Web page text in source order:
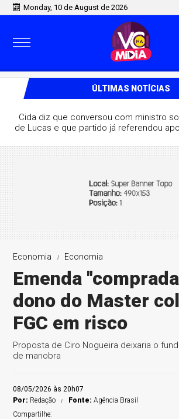
Monday, 10 de August de 2026
ÚLTIMAS NOTÍCIAS
Na PB, ministro de Lula destaca
afirma que grupo pode vencer
Economia Economia
Emenda
dono do Master
FGC em risco
Proposta de Ciro Nogueira deixaria o
de manobra
08/05/2026 às 20h07
Por: Redação Fonte:Agência Brasil
Compartilhe: